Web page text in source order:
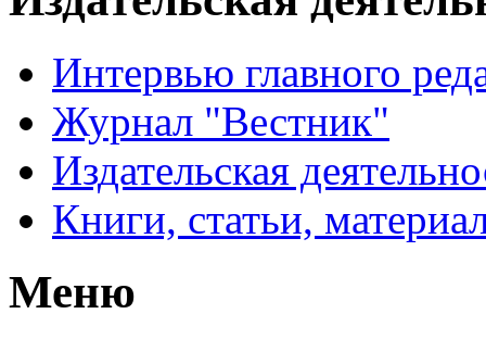
Интервью главного
Журнал "Вестник"
Издательская
Книги, статьи,
Меню